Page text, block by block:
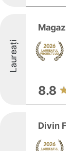
Laureați
8.8
Divin